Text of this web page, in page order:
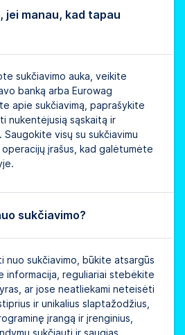
manau, kad tapau
sukčiavimo auka, veikite
banką arba Eurowag
apie sukčiavimą, paprašykite
nukentėjusią sąskaitą ir
visų su sukčiavimu
operacijų įrašus, kad galėtumėte
sukčiavimo?
nuo sukčiavimo, būkite atsargūs
informacija, reguliariai stebėkite
ar jose neatliekami neteisėti
ir unikalius slaptažodžius,
įrangą ir įrenginius,
sukčiauti ir saugias